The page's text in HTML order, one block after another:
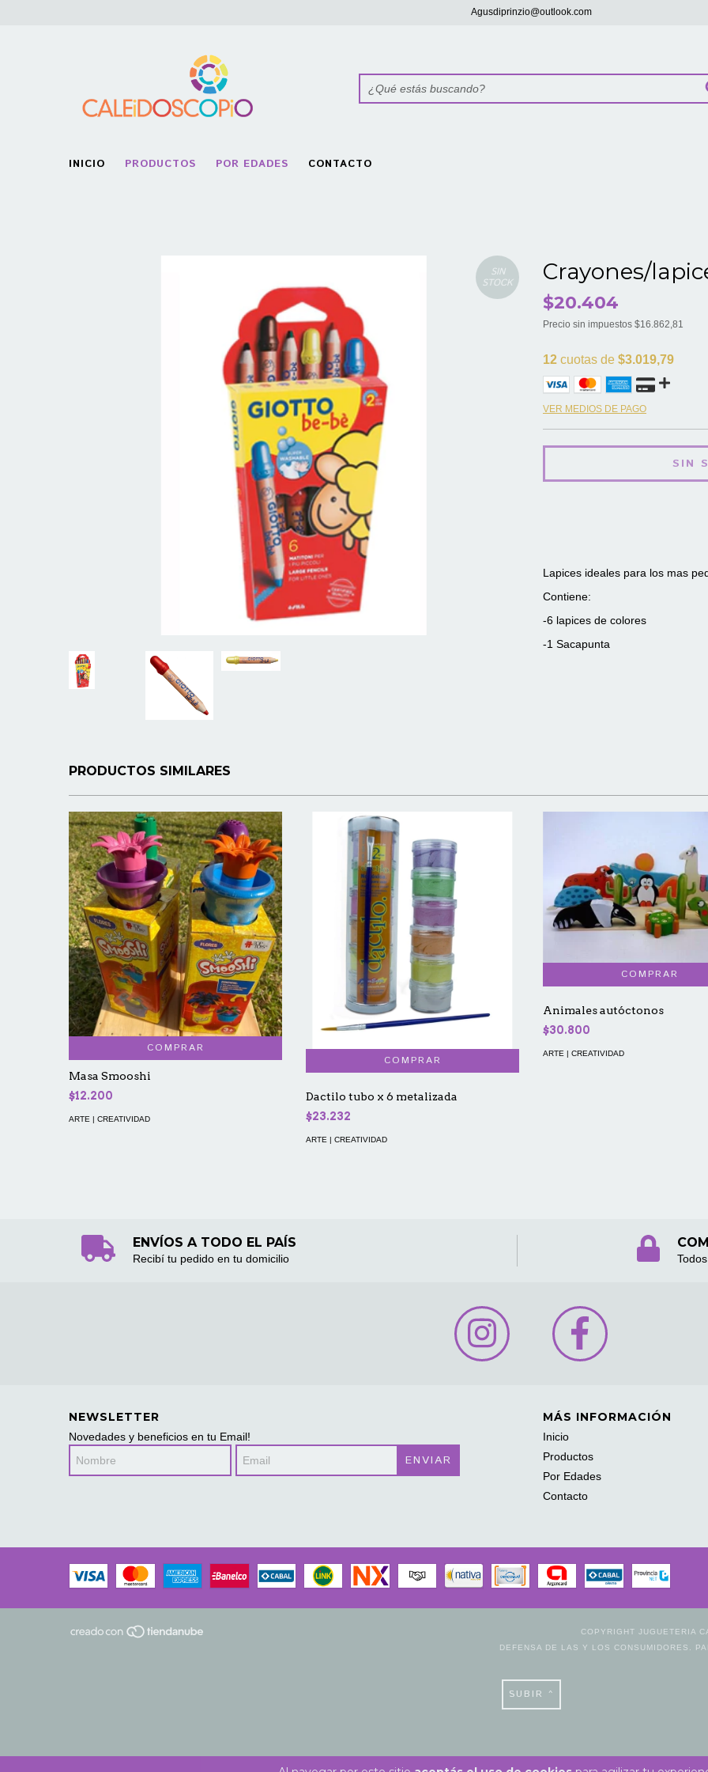
Agusdiprinzio@outlook.com
INICIO PRODUCTOS POR EDADES CONTACTO
SIN
STOCK
Crayones/
$20.404
Precio sin impuestos $16.862,81
12 cuotas de $3.019,79
VER MEDIOS DE PAGO
Lapices ideales para los mas
Contiene:
-6 lapices de colores
-1 Sacapunta
PRODUCTOS SIMILARES
COMPRAR
Masa Smooshi
$12.200
ARTE | CREATIVIDAD
Dactilo tubo x 6 metalizada
$23.232
ARTE | CREATIVIDAD
Animales autóctonos
$30.800
ARTE | CREATIVIDAD
ENVÍOS A TODO EL PAÍS
Recibí tu pedido en tu domicilio
NEWSLETTER
Novedades y beneficios en tu Email!
MÁS INFORMACIÓN
Inicio
Productos
Por Edades
Contacto
COPYRIGHT JUGUETERIA
DEFENSA DE LAS Y LOS CONSUMIDORES.
SUBIR ^